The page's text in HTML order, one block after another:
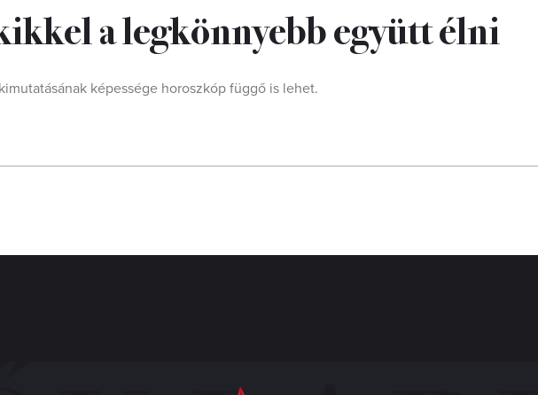
a legkönnyebb együtt élni
képessége horoszkóp függő is lehet.